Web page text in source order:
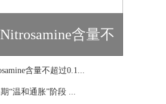
含量不
过0.1...
含量不超过0.1...
“温和通胀”阶段 ...